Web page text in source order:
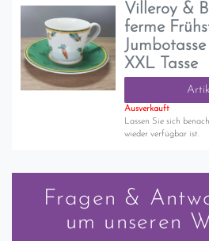
Villeroy &
ferme
XXL Tasse
Ausverkauft
Lassen Sie sich
wieder verfügbar ist.
Fragen &
um unseren